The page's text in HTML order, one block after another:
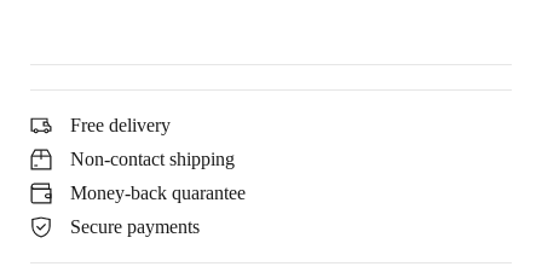
Free delivery
Non-contact shipping
Money-back quarantee
Secure payments